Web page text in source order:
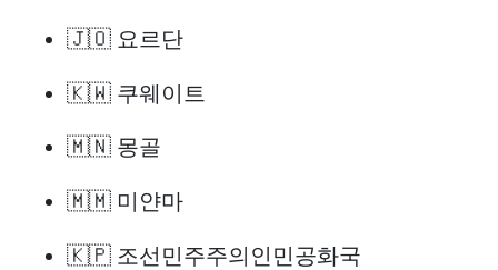
🇯🇴 요르단
🇰🇼 쿠웨이트
🇲🇳 몽골
🇲🇲 미얀마
🇰🇵 조선민주주의인민공화국